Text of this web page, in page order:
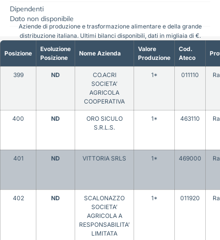
Dipendenti
Dato non disponibile
Posizione
Evoluzione
Posizione
Nome Azienda
Valore
Produzione
Cod.
Ateco
399 ND
CO.ACRI
SOCIETA’
AGRICOLA
COOPERATIVA
1* 011110
400 ND
ORO SICULO
S.R.L.S.
1* 463110
401 ND VITTORIA SRLS 1* 469000
402 ND
SCALONAZZO
SOCIETA’
AGRICOLA A
RESPONSABILITA’
LIMITATA
1* 011920
Aziende di produzione e trasformazione alimentare e della grande
distribuzione italiana. Ultimi bilanci disponibili, dati in migliaia di €.